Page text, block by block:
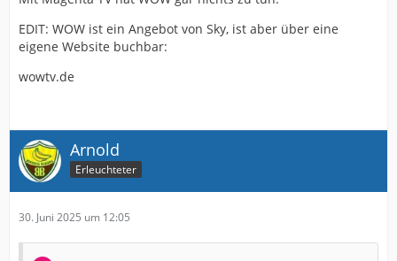
EDIT: WOW ist ein Angebot von Sky, ist aber über eine
eigene Website buchbar:
wowtv.de
Arnold
Erleuchteter
30. Juni 2025 um 12:05